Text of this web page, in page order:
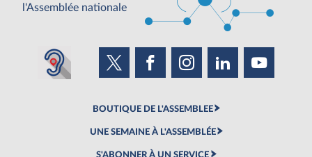
l'Assemblée nationale
BOUTIQUE DE L'ASSEMBLEE
UNE SEMAINE À L'ASSEMBLÉE
S'ABONNER À UN SERVICE